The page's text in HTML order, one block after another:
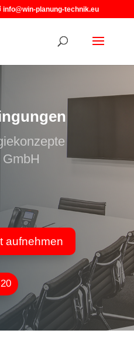
info@win-planung-technik.eu
aufnehmen